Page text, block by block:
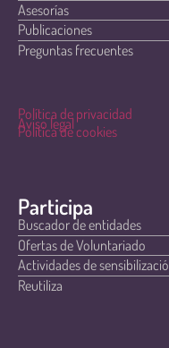
Asesorías
Publicaciones
Preguntas frecuentes
Política de privacidad
Aviso legal
Política de cookies
Participa
Buscador de entidades
Ofertas de Voluntariado
Actividades de
Reutiliza